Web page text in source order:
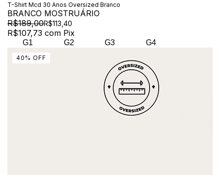
T-Shirt Mcd 30 Anos Oversized Branco
BRANCO MOSTRUÁRIO
R$189,00R$113,40
R$107,73 com Pix
G1 G2 G3 G4
40 % OFF